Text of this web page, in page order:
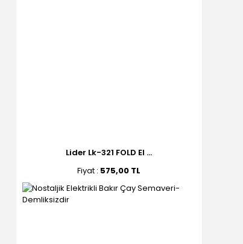
Lider Lk-321 FOLD El ...
Fiyat : 575,00 TL